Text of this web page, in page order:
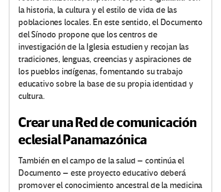
la historia, la cultura y el estilo de vida de las
poblaciones locales. En este sentido, el Documento
del Sínodo propone que los centros de
investigación de la Iglesia estudien y recojan las
tradiciones, lenguas, creencias y aspiraciones de
los pueblos indígenas, fomentando su trabajo
educativo sobre la base de su propia identidad y
cultura.
Crear una Red de comunicación
eclesial Panamazónica
También en el campo de la salud – continúa el
Documento – este proyecto educativo deberá
promover el conocimiento ancestral de la medicina